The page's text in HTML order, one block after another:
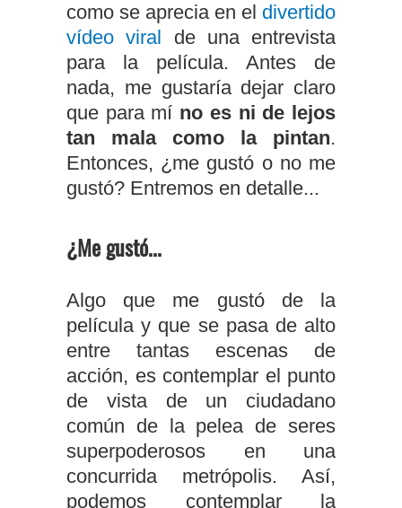
como se aprecia en el divertido
vídeo viral de una entrevista
para la película. Antes de
nada, me gustaría dejar claro
que para mí no es ni de lejos
tan mala como la pintan.
Entonces, ¿me gustó o no me
gustó? Entremos en detalle...
¿Me gustó...
Algo que me gustó de la
película y que se pasa de alto
entre tantas escenas de
acción, es contemplar el punto
de vista de un ciudadano
común de la pelea de seres
superpoderosos en una
concurrida metrópolis. Así,
podemos contemplar la